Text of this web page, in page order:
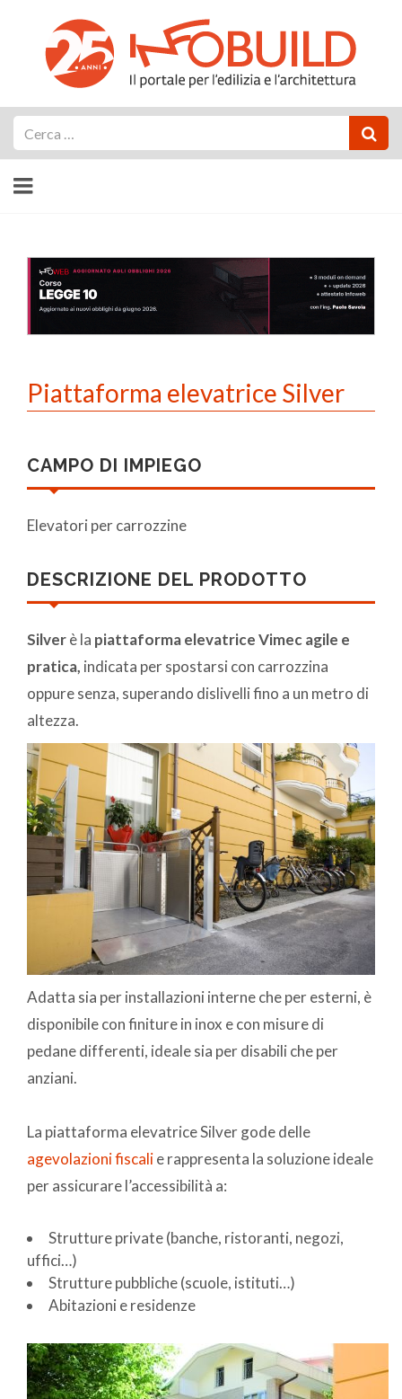
Piattaforma elevatrice Silver
CAMPO DI IMPIEGO
Elevatori per carrozzine
DESCRIZIONE DEL PRODOTTO
Silverè la piattaforma elevatrice Vimec agile e
pratica, indicata per spostarsi con carrozzina
oppure senza, superando dislivelli fino a un metro di
altezza.
Adatta sia per installazioni interne che per esterni, è
disponibile con finiture in inox e con misure di
pedane differenti, ideale sia per disabili che per
anziani.
La piattaforma elevatrice Silver gode delle
agevolazioni fiscalie rappresenta la soluzione ideale
per assicurare l’accessibilità a:
Strutture private (banche, ristoranti, negozi,
uffici…)
Strutture pubbliche (scuole, istituti…)
Abitazioni e residenze